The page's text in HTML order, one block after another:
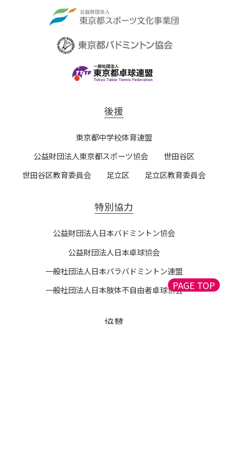
後援
東京都中学校体育連盟
公益財団法人東京都スポーツ協会
世田谷区
世田谷区教育委員会
足立区 足立区教育委員会
特別協力
公益財団法人日本バドミントン協会
公益財団法人日本卓球協会
一般社団法人日本パラバドミントン連盟
一般社団法人日本肢体不自由者卓球協会
協賛
PAGE TOP